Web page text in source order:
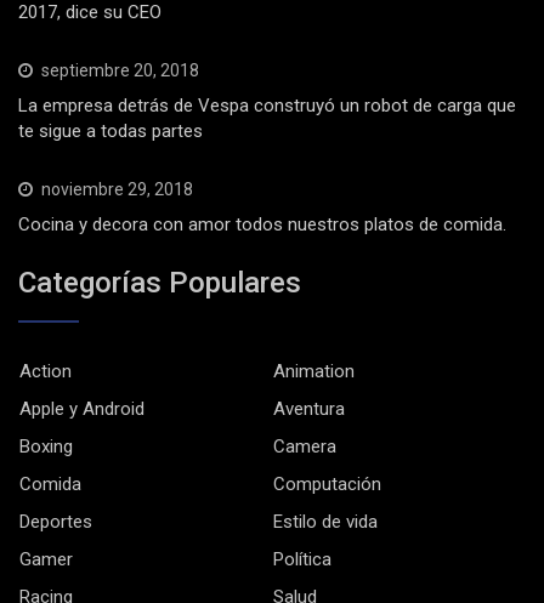
2017, dice su CEO
septiembre 20, 2018
La empresa detrás de Vespa construyó un robot de carga que
te sigue a todas partes
noviembre 29, 2018
Cocina y decora con amor todos nuestros platos de comida.
Categorías Populares
Action
Animation
Apple y Android
Aventura
Boxing
Camera
Comida
Computación
Deportes
Estilo de vida
Gamer
Política
Racing
Salud